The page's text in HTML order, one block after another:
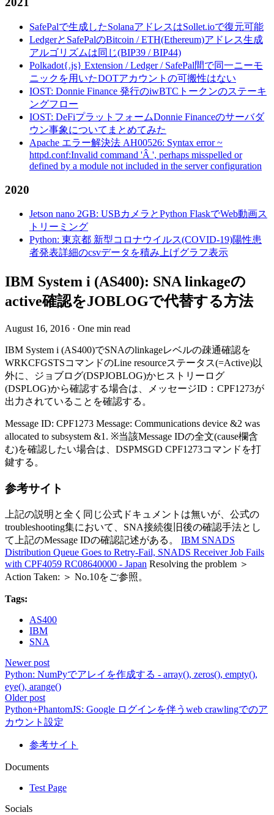
SafePalで生成したSolanaアドレスはSollet.ioで復元可能
LedgerとSafePalのBitcoin / ETH(Ethereum)アドレス生成
アルゴリズムは同じ(BIP39 / BIP44)
Polkadot{.js} Extension / Ledger / SafePal間で同一ニーモ
ニックを用いたDOTアカウントの可搬性はない
IOST: Donnie Finance 発行のiwBTCトークンのステーキ
ングフロー
IOST: DeFiプラットフォームDonnie Financeのサーバダ
ウン事象についてまとめてみた
Apache エラー解決法 AH00526: Syntax error ~
httpd.conf:Invalid command 'Â ', perhaps misspelled or
defined by a module not included in the server configuration
2020
Jetson nano 2GB: USBカメラとPython FlaskでWeb動画ス
トリーミング
Python: 東京都 新型コロナウイルス(COVID-19)陽性患
者発表詳細のcsvデータを積み上げグラフ表示
IBM System i (AS400): SNA linkageの
active確認をJOBLOGで代替する方法
August 16, 2016 · One min read
IBM System i (AS400)でSNAのlinkageレベルの疎通確認を
WRKCFGSTSコマンドのLine resourceステータス(=Active)以
外に、ジョブログ(DSPJOBLOG)かヒストリーログ
(DSPLOG)から確認する場合は、メッセージID：CPF1273が
出力されていることを確認する。
Message ID: CPF1273 Message: Communications device &2 was
allocated to subsystem &1. ※当該Message IDの全文(cause欄含
む)を確認したい場合は、DSPMSGD CPF1273コマンドを打
鍵する。
参考サイト
上記の説明と全く同じ公式ドキュメントは無いが、公式の
troubleshooting集において、SNA接続復旧後の確認手法とし
て上記のMessage IDの確認記述がある。 IBM SNADS
Distribution Queue Goes to Retry-Fail, SNADS Receiver Job Fails
with CPF4059 RC08640000 - Japan Resolving the problem ＞
Action Taken: ＞ No.10をご参照。
Tags:
AS400
IBM
SNA
Newer post
Python: NumPyでアレイを作成する - array(), zeros(), empty(),
eye(), arange()
Older post
Python+PhantomJS: Google ログインを伴うweb crawlingでのア
カウント設定
参考サイト
Documents
Test Page
Socials